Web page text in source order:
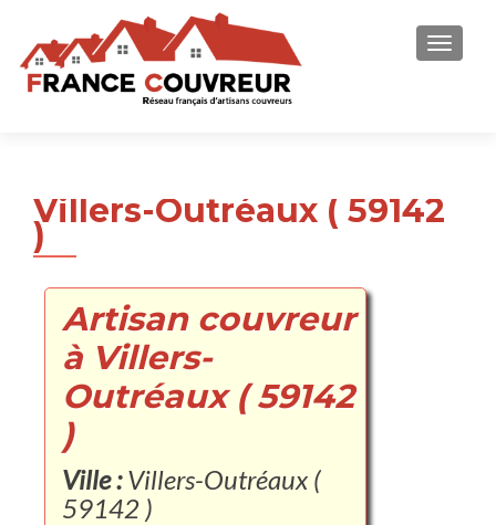
Villers-Outréaux ( 59142
)
Artisan couvreur
à Villers-
Outréaux ( 59142
)
Ville :Villers-Outréaux (
59142 )